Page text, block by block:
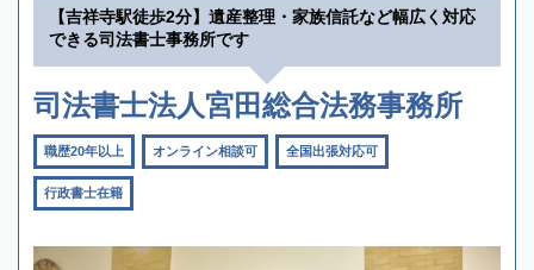
【吉祥寺駅徒歩2分】遺産整理・家族信託など幅広く対応
できる司法書士事務所です
司法書士法人宮田総合法務事務所
職歴20年以上 オンライン相談可 全国出張対応可
行政書士在籍